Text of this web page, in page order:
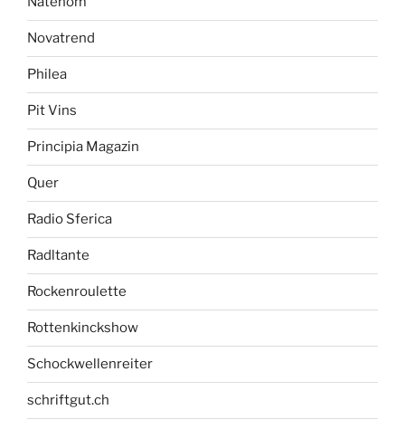
Novatrend
Philea
Pit Vins
Principia Magazin
Quer
Radio Sferica
Radltante
Rockenroulette
Rottenkinckshow
Schockwellenreiter
schriftgut.ch